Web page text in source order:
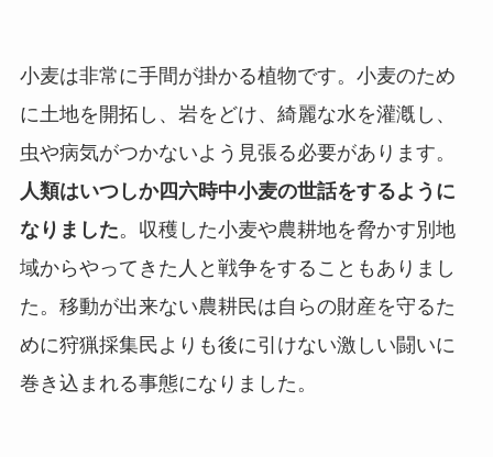
小麦は非常に手間が掛かる植物です。小麦のため
に土地を開拓し、岩をどけ、綺麗な水を灌漑し、
虫や病気がつかないよう見張る必要があります。
人類はいつしか四六時中小麦の世話をするように
なりました。収穫した小麦や農耕地を脅かす別地
域からやってきた人と戦争をすることもありまし
た。移動が出来ない農耕民は自らの財産を守るた
めに狩猟採集民よりも後に引けない激しい闘いに
巻き込まれる事態になりました。